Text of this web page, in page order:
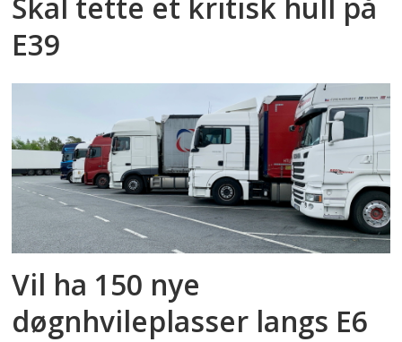
Skal tette et kritisk hull på
E39
Vil ha 150 nye
døgnhvileplasser langs E6